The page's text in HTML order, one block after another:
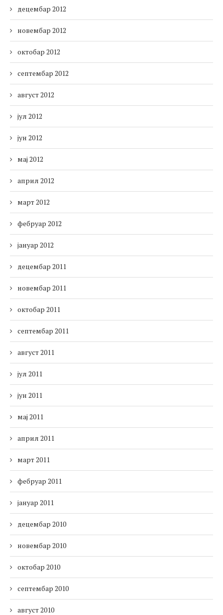
децембар 2012
новембар 2012
октобар 2012
септембар 2012
август 2012
јул 2012
јун 2012
мај 2012
април 2012
март 2012
фебруар 2012
јануар 2012
децембар 2011
новембар 2011
октобар 2011
септембар 2011
август 2011
јул 2011
јун 2011
мај 2011
април 2011
март 2011
фебруар 2011
јануар 2011
децембар 2010
новембар 2010
октобар 2010
септембар 2010
август 2010